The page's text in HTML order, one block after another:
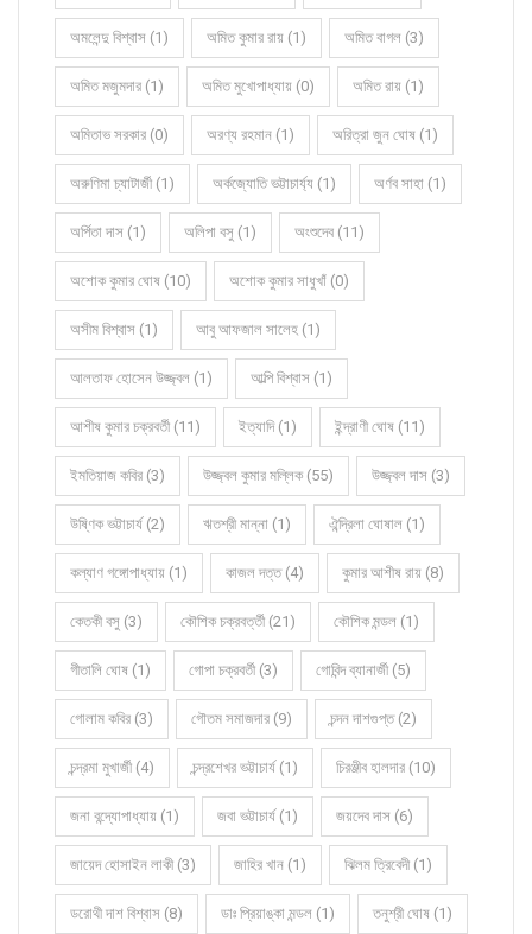
অমলেন্দু বিশ্বাস (1) অমিত কুমার রায় (1) অমিত বাগল (3)
অমিত মজুমদার (1) অমিত মুখোপাধ্যায় (0) অমিত রায় (1)
অমিতাভ সরকার (0) অরণ্য রহমান (1) অরিত্রা জুন ঘোষ (1)
অরুণিমা চ্যাটার্জী (1) অর্কজ্যোতি ভট্টাচার্য্য (1) অর্ণব সাহা (1)
অর্পিতা দাস (1) অলিপা বসু (1) অংশুদেব (11)
অশোক কুমার ঘোষ (10) অশোক কুমার সাধুখাঁ (0)
অসীম বিশ্বাস (1) আবু আফজাল সালেহ (1)
আলতাফ হোসেন উজ্জ্বল (1) আল্পি বিশ্বাস (1)
আশীষ কুমার চক্রবর্তী (11) ইত্যাদি (1) ইন্দ্রাণী ঘোষ (11)
ইমতিয়াজ কবির (3) উজ্জ্বল কুমার মল্লিক (55) উজ্জ্বল দাস (3)
উষ্ণিক ভট্টাচার্য (2) ঋতশ্রী মান্না (1) ঐন্দ্রিলা ঘোষাল (1)
কল্যাণ গঙ্গোপাধ্যায় (1) কাজল দত্ত (4) কুমার আশীষ রায় (8)
কেতকী বসু (3) কৌশিক চক্রবর্ত্তী (21) কৌশিক মন্ডল (1)
গীতালি ঘোষ (1) গোপা চক্রবর্তী (3) গোবিন্দ ব্যানার্জী (5)
গোলাম কবির (3) গৌতম সমাজদার (9) চন্দন দাশগুপ্ত (2)
চন্দ্রমা মুখার্জী (4) চন্দ্রশেখর ভট্টাচার্য (1) চিরঞ্জীব হালদার (10)
জনা বন্দ্যোপাধ্যায় (1) জবা ভট্টাচার্য (1) জয়দেব দাস (6)
জায়েদ হোসাইন লাকী (3) জাহির খান (1) ঝিলম ত্রিবেদী (1)
ডরোথী দাশ বিশ্বাস (8) ডাঃ প্রিয়াঙ্কা মন্ডল (1) তনুশ্রী ঘোষ (1)